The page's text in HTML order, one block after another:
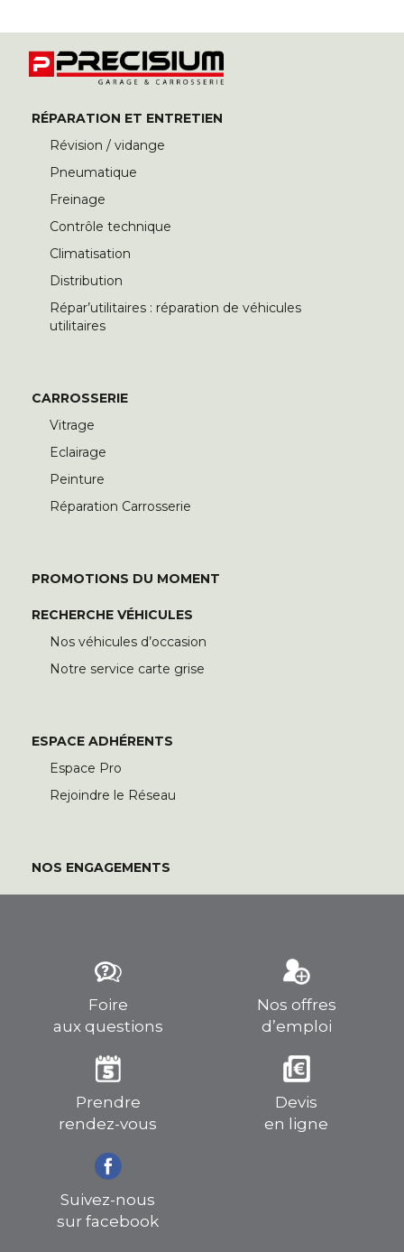
RÉPARATION ET ENTRETIEN
Révision / vidange
Pneumatique
Freinage
Contrôle technique
Climatisation
Distribution
Répar’utilitaires : réparation de véhicules
utilitaires
CARROSSERIE
Vitrage
Eclairage
Peinture
Réparation Carrosserie
PROMOTIONS DU MOMENT
RECHERCHE VÉHICULES
Nos véhicules d’occasion
Notre service carte grise
ESPACE ADHÉRENTS
Espace Pro
Rejoindre le Réseau
NOS ENGAGEMENTS
Foire
aux questions
Nos offres
d’emploi
Prendre
rendez-vous
Devis
en ligne
Suivez-nous
sur facebook